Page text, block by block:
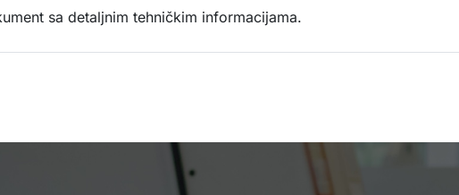
sa detaljnim tehničkim informacijama.